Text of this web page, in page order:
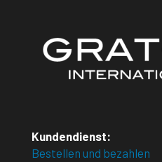
Kundendienst:
Bestellen und bezahlen